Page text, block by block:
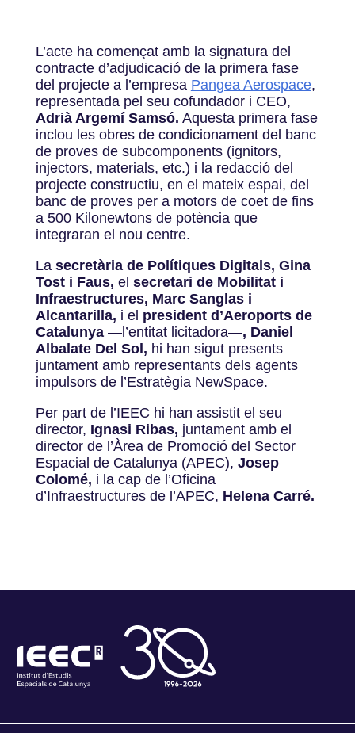
L’acte ha començat amb la signatura del
contracte d’adjudicació de la primera fase
del projecte a l’empresa Pangea Aerospace,
representada pel seu cofundador i CEO,
Adrià Argemí Samsó. Aquesta primera fase
inclou les obres de condicionament del banc
de proves de subcomponents (ignitors,
injectors, materials, etc.) i la redacció del
projecte constructiu, en el mateix espai, del
banc de proves per a motors de coet de fins
a 500 Kilonewtons de potència que
integraran el nou centre.
La secretària de Polítiques Digitals, Gina
Tost i Faus, el secretari de Mobilitat i
Infraestructures, Marc Sanglas i
Alcantarilla, i el president d’Aeroports de
Catalunya —l’entitat licitadora—, Daniel
Albalate Del Sol, hi han sigut presents
juntament amb representants dels agents
impulsors de l’Estratègia NewSpace.
Per part de l’IEEC hi han assistit el seu
director, Ignasi Ribas, juntament amb el
director de l’Àrea de Promoció del Sector
Espacial de Catalunya (APEC), Josep
Colomé, i la cap de l’Oficina
d’Infraestructures de l’APEC, Helena Carré.